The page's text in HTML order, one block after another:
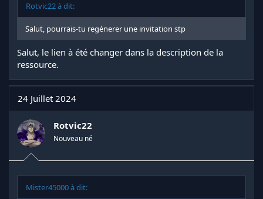
Rotvic22 à dit:
Salut, pourrais-tu regénerer une invitation stp
Salut, le lien à été changer dans la description de la
ressource.
24 Juillet 2024
Rotvic22
Nouveau né
Mister45000 à dit: